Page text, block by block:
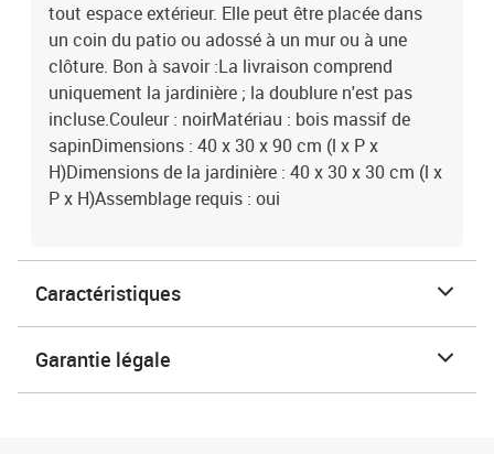
tout espace extérieur. Elle peut être placée dans
un coin du patio ou adossé à un mur ou à une
clôture. Bon à savoir :La livraison comprend
uniquement la jardinière ; la doublure n'est pas
incluse.Couleur : noirMatériau : bois massif de
sapinDimensions : 40 x 30 x 90 cm (l x P x
H)Dimensions de la jardinière : 40 x 30 x 30 cm (l x
P x H)Assemblage requis : oui
Caractéristiques
Garantie légale